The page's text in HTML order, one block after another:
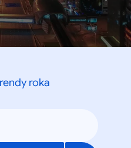
roka